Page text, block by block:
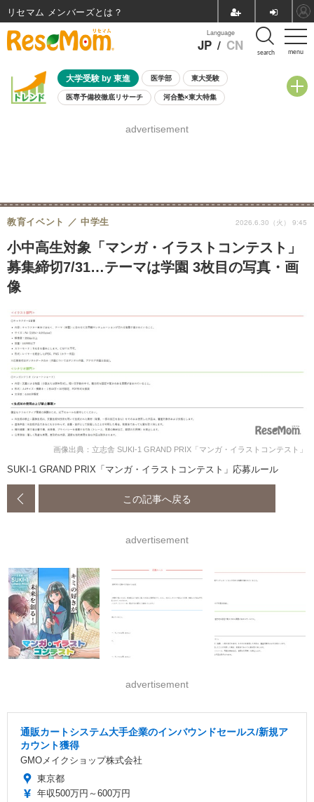
menu
Language
JP / CN search
大学受験 by 東進 医学部 東大受験
医専予備校徹底リサーチ 河合塾×東大特集
8月開催学校説明会・相談会
advertisement
小中高生対象「マンガ・イラストコンテスト」
募集締切7/31…テーマは学園 3枚目の写真・画
像
教育イベント 中学生 2026.6.30（火） 9:45
画像出典：立志舎 SUKI-1 GRAND PRIX「マンガ・イラストコンテスト」
SUKI-1 GRAND PRIX「マンガ・イラストコンテスト」応募ルール
この記事へ戻る
advertisement
advertisement
通販カートシステム大手企業のインバウンドセールス/新規ア
カウント獲得
GMOメイクショップ株式会社
東京都
年収500万円～600万円
リセマム メンバーズ